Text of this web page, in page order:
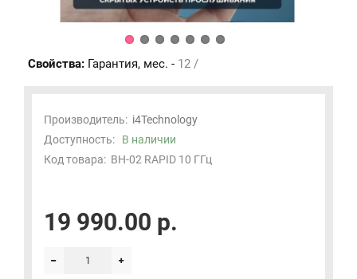
Свойства: Гарантия, мес. - 12 /
Производитель: i4Technology
Доступность: В наличии
Код товара: BH-02 RAPID 10 ГГц
19 990.00 р.